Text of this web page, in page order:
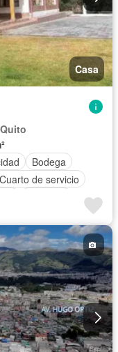
Casa
Bodega
Cuarto de servicio